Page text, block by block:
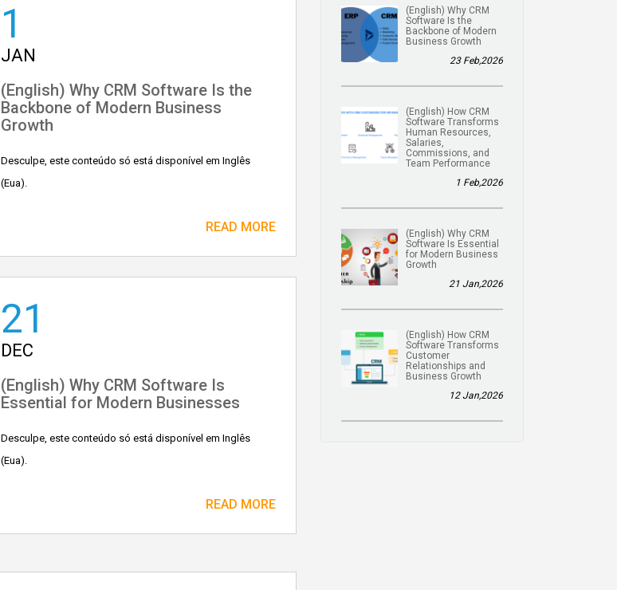
1
JAN
(English) Why CRM Software Is the
Backbone of Modern Business
Growth
Desculpe, este conteúdo só está disponível em Inglês
(Eua).
READ MORE
21
DEC
(English) Why CRM Software Is
Essential for Modern Businesses
Desculpe, este conteúdo só está disponível em Inglês
(Eua).
READ MORE
(English) Why CRM
Software Is the
Backbone of Modern
Business Growth
23 Feb,2026
(English) How CRM
Software Transforms
Human Resources,
Salaries,
Commissions, and
Team Performance
1 Feb,2026
(English) Why CRM
Software Is Essential
for Modern Business
Growth
21 Jan,2026
(English) How CRM
Software Transforms
Customer
Relationships and
Business Growth
12 Jan,2026